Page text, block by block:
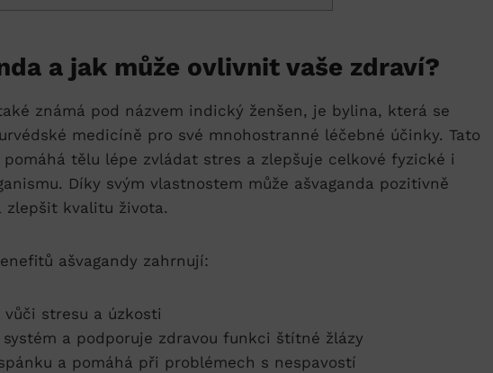
a jak‍ může⁢ ovlivnit vaše zdraví?
známá pod názvem indický ženšen, je bylina, která se
⁤medicíně⁢ pro své mnohostranné léčebné⁤ účinky. Tato
tělu lépe ‌zvládat ⁤stres a zlepšuje celkové fyzické⁢ i
Díky svým vlastnostem ‌může ašvaganda pozitivně
zlepšit ‌kvalitu⁢ života.
ašvagandy zahrnují:
vůči stresu⁢ a ‌úzkosti
a podporuje ‍zdravou⁤ funkci ‌štítné ​žlázy
‌a pomáhá‌ při problémech s nespavostí